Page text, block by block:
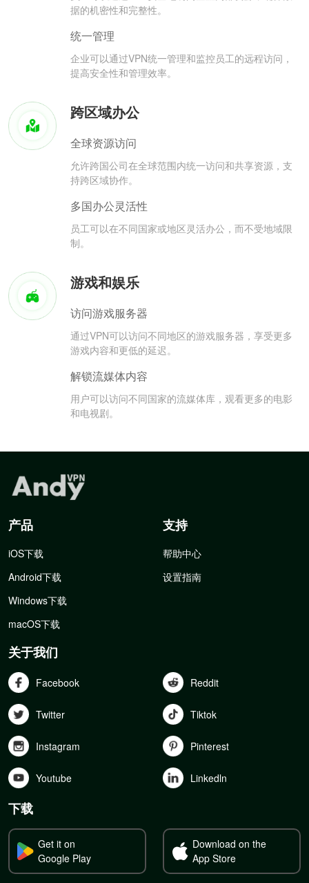
据的机密性和完整性。
统一管理
企业可以通过VPN统一管理和监控员工的远程访问，
提高安全性和管理效率。
跨区域办公
全球资源访问
允许跨国公司在全球范围内统一访问和共享资源，支
持跨区域协作。
多国办公灵活性
员工可以在不同国家或地区灵活办公，而不受地域限
制。
游戏和娱乐
访问游戏服务器
通过VPN可以访问不同地区的游戏服务器，享受更多
游戏内容和更低的延迟。
解锁流媒体内容
用户可以访问不同国家的流媒体库，观看更多的电影
和电视剧。
产品
iOS下载
Android下载
Windows下载
macOS下载
支持
帮助中心
设置指南
关于我们
Facebook Reddit
Twitter Tiktok
Instagram Pinterest
Youtube Linkedln
下载
Get it on
Google Play
Download on the
App Store